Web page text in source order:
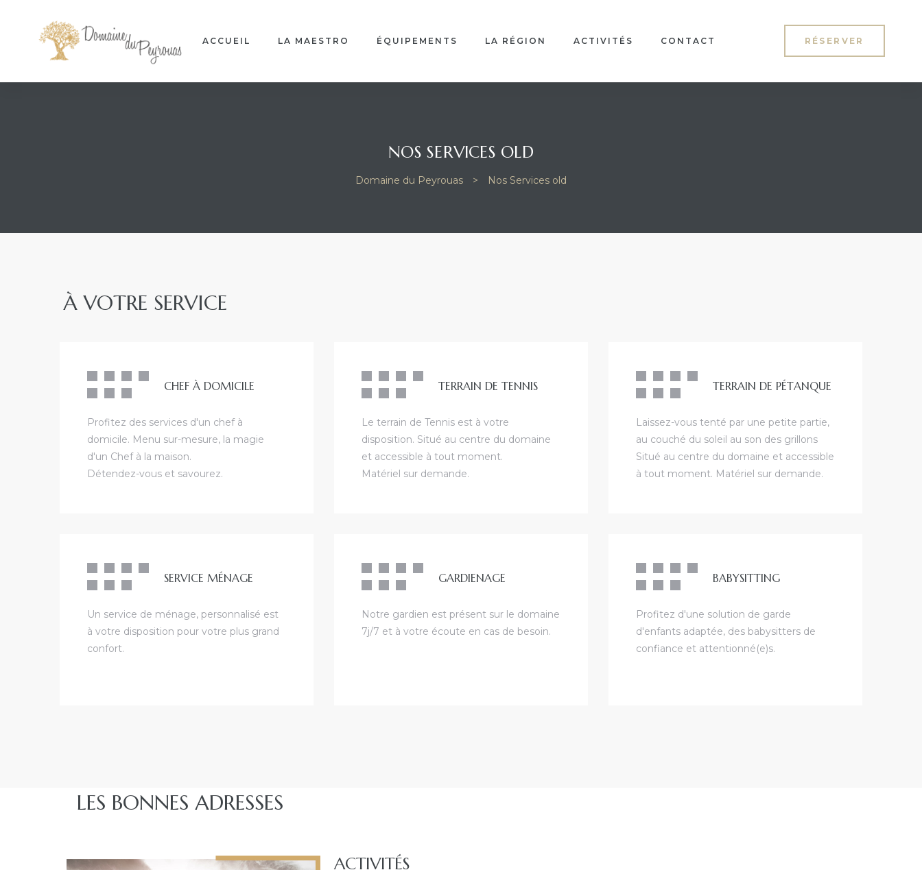
ACCUEIL LA MAESTRO ÉQUIPEMENTS LA RÉGION ACTIVITÉS CONTACT RÉSERVER
NOS SERVICES OLD
Domaine du Peyrouas > Nos Services old
À VOTRE SERVICE
CHEF À DOMICILE
Profitez des services d'un chef à
domicile. Menu sur-mesure, la magie
d'un Chef à la maison.
Détendez-vous et savourez.
TERRAIN DE TENNIS
Le terrain de Tennis est à votre
disposition. Situé au centre du domaine
et accessible à tout moment.
Matériel sur demande.
TERRAIN DE PÉTANQUE
Laissez-vous tenté par une petite partie,
au couché du soleil au son des grillons
Situé au centre du domaine et accessible
à tout moment. Matériel sur demande.
SERVICE MÉNAGE
Un service de ménage, personnalisé est
à votre disposition pour votre plus grand
confort.
GARDIENAGE
Notre gardien est présent sur le domaine
7j/7 et à votre écoute en cas de besoin.
BABYSITTING
Profitez d'une solution de garde
d'enfants adaptée, des babysitters de
confiance et attentionné(e)s.
LES BONNES ADRESSES
ACTIVITÉS